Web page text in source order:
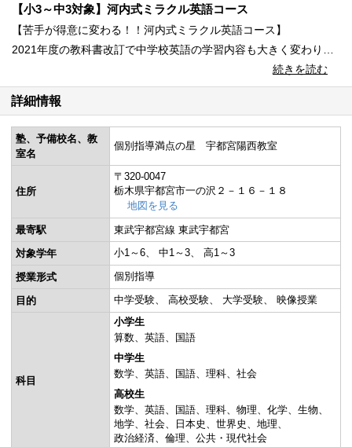
【小3～中3対象】河内式ミラクル英語コース
【苦手が得意に変わる！！河内式ミラクル英語コース】
2021年度の教科書改訂で中学校英語の学習内容も大きく変わりま
覚える単語数も今までの倍となり、文法内容も前年度までは高校
でやっていた内容を中学校で習うことに。
そこで個別指導満点の星では、英語が苦手なすべての小学3～中3
対象に「河内式ミラクル英語コース」を開講！
アカデミー・グループの個別指導だから実現できる独自の英語指
導メソッドで、苦手な英語を得意にして通知表で「3・4・5」を目
詳しくは各教室までお問い合わせください。
＜対象学年＞小3～6、中1～3
＜授業形式＞個別指導
＜科目＞英語
続きを読む
詳細情報
塾、予備校名、教
室名
個別指導満点の星 宇都宮陽西教室
住所
〒320-0047
栃木県宇都宮市一の沢２－１６－１８
地図を見る
最寄駅
東武宇都宮線 東武宇都宮
対象学年
小1～6 中1～3 高1～3
授業形式 個別指導
目的 中学受験 高校受験 大学受験 映像授業
科目
小学生
算数
英語
国語
中学生
数学
英語 国語 理科
社会
高校生
数学
英語 国語 理科 物理 化学
生物
地学
社会 日本史 世界史
地理
政治経済
倫理 公共・現代社会